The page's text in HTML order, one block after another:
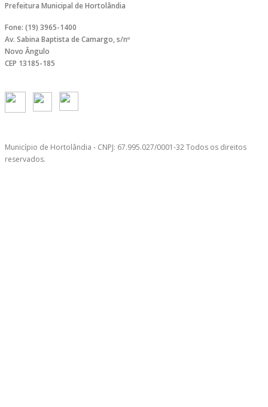
Prefeitura Municipal de Hortolândia
Fone: (19) 3965-1400
Av. Sabina Baptista de Camargo, s/nº
Novo Ângulo
CEP 13185-185
Município de Hortolândia - CNPJ: 67.995.027/0001-32 Todos os direitos
reservados.